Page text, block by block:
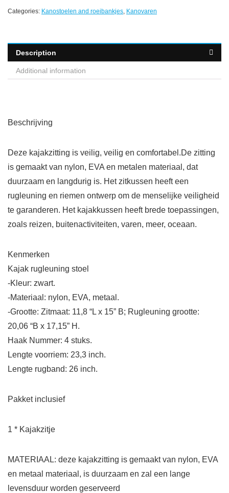
Categories: Kanostoelen and roeibankjes, Kanovaren
Description
Additional information
Beschrijving
Deze kajakzitting is veilig, veilig en comfortabel.De zitting
is gemaakt van nylon, EVA en metalen materiaal, dat
duurzaam en langdurig is. Het zitkussen heeft een
rugleuning en riemen ontwerp om de menselijke veiligheid
te garanderen. Het kajakkussen heeft brede toepassingen,
zoals reizen, buitenactiviteiten, varen, meer, oceaan.
Kenmerken
Kajak rugleuning stoel
-Kleur: zwart.
-Materiaal: nylon, EVA, metaal.
-Grootte: Zitmaat: 11,8 “L x 15” B; Rugleuning grootte:
20,06 “B x 17,15” H.
Haak Nummer: 4 stuks.
Lengte voorriem: 23,3 inch.
Lengte rugband: 26 inch.
Pakket inclusief
1 * Kajakzitje
MATERIAAL: deze kajakzitting is gemaakt van nylon, EVA
en metaal materiaal, is duurzaam en zal een lange
levensduur worden geserveerd